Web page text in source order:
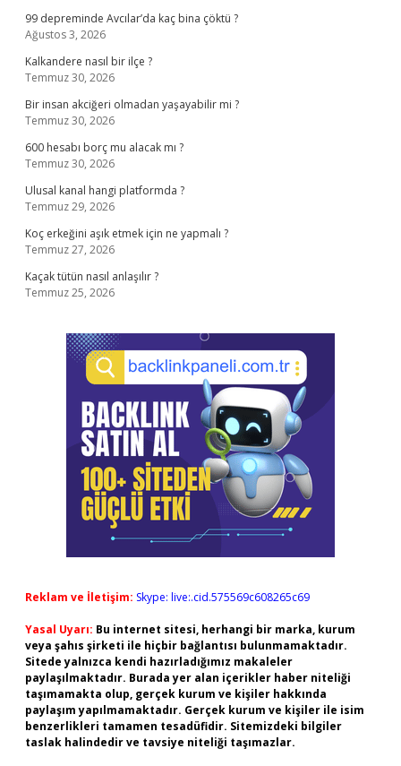
99 depreminde Avcılar’da kaç bina çöktü ?
Ağustos 3, 2026
Kalkandere nasıl bir ilçe ?
Temmuz 30, 2026
Bir insan akciğeri olmadan yaşayabilir mi ?
Temmuz 30, 2026
600 hesabı borç mu alacak mı ?
Temmuz 30, 2026
Ulusal kanal hangi platformda ?
Temmuz 29, 2026
Koç erkeğini aşık etmek için ne yapmalı ?
Temmuz 27, 2026
Kaçak tütün nasıl anlaşılır ?
Temmuz 25, 2026
Reklam ve İletişim: Skype: live:.cid.575569c608265c69
Yasal Uyarı: Bu internet sitesi, herhangi bir marka, kurum
veya şahıs şirketi ile hiçbir bağlantısı bulunmamaktadır.
Sitede yalnızca kendi hazırladığımız makaleler
paylaşılmaktadır. Burada yer alan içerikler haber niteliği
taşımamakta olup, gerçek kurum ve kişiler hakkında
paylaşım yapılmamaktadır. Gerçek kurum ve kişiler ile isim
benzerlikleri tamamen tesadüfidir. Sitemizdeki bilgiler
taslak halindedir ve tavsiye niteliği taşımazlar.